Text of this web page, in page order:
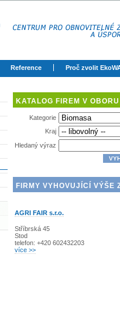
Reference Proč zvolit
KATALOG FIREM V
Kategorie
Kraj
Hledaný výraz
FIRMY VYHOVUJÍCÍ VÝŠE
AGRI FAIR s.r.o.
Stříbrská 45
Stod
telefon: +420 602432203
více >>